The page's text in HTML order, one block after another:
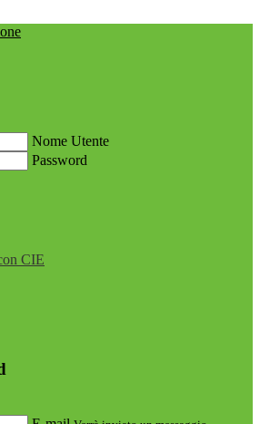
Nome Utente
Password
CIE